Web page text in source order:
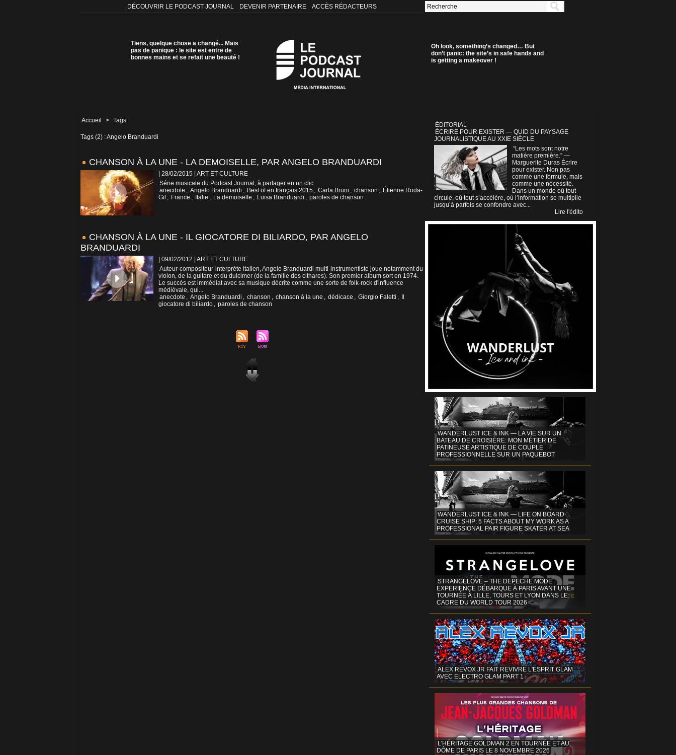
DÉCOUVRIR LE PODCAST JOURNAL DEVENIR PARTENAIRE ACCÈS RÉDACTEURS
Tiens, quelque chose a changé... Mais
pas de panique : le site est entre de
bonnes mains et se refait une beauté !
Oh look, something’s changed… But
don’t panic: the site’s in safe hands and
is getting a makeover !
Accueil > Tags
Tags (2) : Angelo Branduardi
CHANSON À LA UNE - LA DEMOISELLE, PAR ANGELO BRANDUARDI
| 28/02/2015
ART ET CULTURE
Série musicale du Podcast Journal, à partager en un clic
anecdote , Angelo Branduardi , Best of en français 2015 , Carla Bruni , chanson , Étienne Roda-
Gil , France , Italie , La demoiselle , Luisa Branduardi , paroles de chanson
CHANSON À LA UNE - IL GIOCATORE DI BILIARDO, PAR ANGELO
BRANDUARDI
| 09/02/2012
ART ET CULTURE
Auteur-compositeur-interprète italien, Angelo Branduardi multi-instrumentiste joue notamment du
violon, de la guitare et du dulcimer (de la famille des cithares). Son premier album sort en 1974.
Le succès est immédiat avec sa musique décrite comme une sorte de folk-rock d'influence
médiévale, qui...
anecdote , Angelo Branduardi , chanson , chanson à la une , dédicace , Giorgio Faletti ,
giocatore di biliardo , paroles de chanson
ÉDITORIAL
ÉCRIRE POUR EXISTER — QUID DU PAYSAGE
JOURNALISTIQUE AU XXIE SIÈCLE
“Les mots sont notre
matière première.” —
Marguerite Duras Écrire
pour exister. Non pas
comme une formule, mais
comme une nécessité.
Dans un monde où tout
circule, où tout s’accélère, où l’information se multiplie
jusqu’à parfois se confondre avec...
Lire l'édito
WANDERLUST ICE & INK — LA VIE SUR UN
BATEAU DE CROISIÈRE: MON MÉTIER DE
PATINEUSE ARTISTIQUE DE COUPLE
PROFESSIONNELLE SUR UN PAQUEBOT
WANDERLUST ICE & INK — LIFE ON BOARD
CRUISE SHIP: 5 FACTS ABOUT MY WORK AS A
PROFESSIONAL PAIR FIGURE SKATER AT SEA
STRANGELOVE – THE DEPECHE MODE
EXPERIENCE DÉBARQUE À PARIS AVANT UNE
TOURNÉE À LILLE, TOURS ET LYON DANS LE
CADRE DU WORLD TOUR 2026
ALEX REVOX JR FAIT REVIVRE L'ESPRIT GLAM
AVEC ELECTRO GLAM PART 1
L'HÉRITAGE GOLDMAN 2 EN TOURNÉE ET AU
DÔME DE PARIS LE 8 NOVEMBRE 2026